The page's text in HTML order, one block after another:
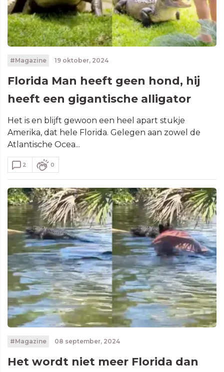
#Magazine 19 oktober, 2024
Florida Man heeft geen hond, hij
heeft een gigantische alligator
Het is en blijft gewoon een heel apart stukje
Amerika, dat hele Florida. Gelegen aan zowel de
Atlantische Ocea...
2 0
#Magazine 08 september, 2024
Het wordt niet meer Florida dan